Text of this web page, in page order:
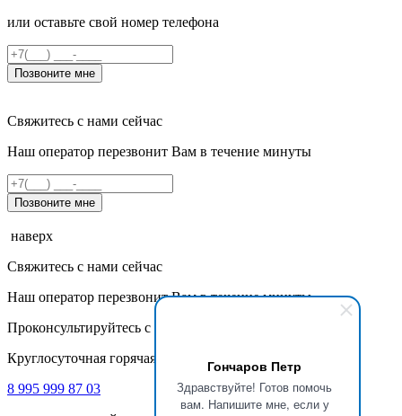
Гончаров Петр
Здравствуйте! Готов помочь
вам. Напишите мне, если у
или оставьте свой номер телефона
Позвоните мне
Свяжитесь с нами сейчас
Наш оператор перезвонит Вам в течение минуты
Позвоните мне
наверх
Свяжитесь с нами сейчас
Наш оператор перезвонит Вам в течение минуты
Проконсультируйтесь с нашими специалистами
Круглосуточная горячая линия
8 995 999 87 03